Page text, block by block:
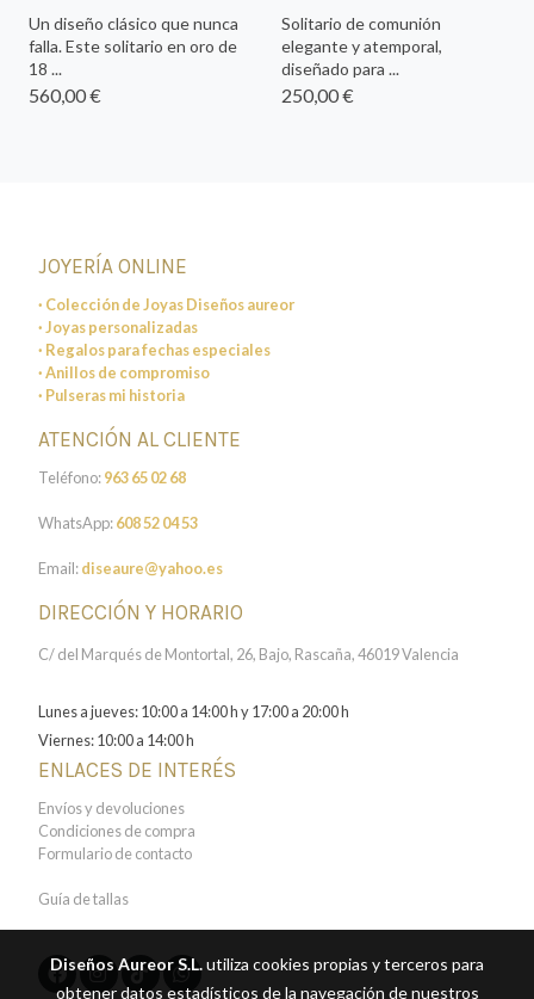
Un diseño clásico que nunca
falla. Este solitario en oro de
18 ...
560,00 €
Solitario de comunión
elegante y atemporal,
diseñado para ...
250,00 €
JOYERÍA ONLINE
· Colección de Joyas Diseños aureor
· Joyas personalizadas
· Regalos para fechas especiales
· Anillos de compromiso
· Pulseras mi historia
ATENCIÓN AL CLIENTE
Teléfono:963 65 02 68
WhatsApp:608 52 04 53
Email:diseaure@yahoo.es
DIRECCIÓN Y HORARIO
C/ del Marqués de Montortal, 26, Bajo, Rascaña, 46019 Valencia
Lunes a jueves: 10:00 a 14:00 h y 17:00 a 20:00 h
Viernes: 10:00 a 14:00 h
ENLACES DE INTERÉS
Envíos y devoluciones
Condiciones de compra
Formulario de contacto
Guía de tallas
Diseños Aureor S.L.utiliza cookies propias y terceros para
obtener datos estadísticos de la navegación de nuestros